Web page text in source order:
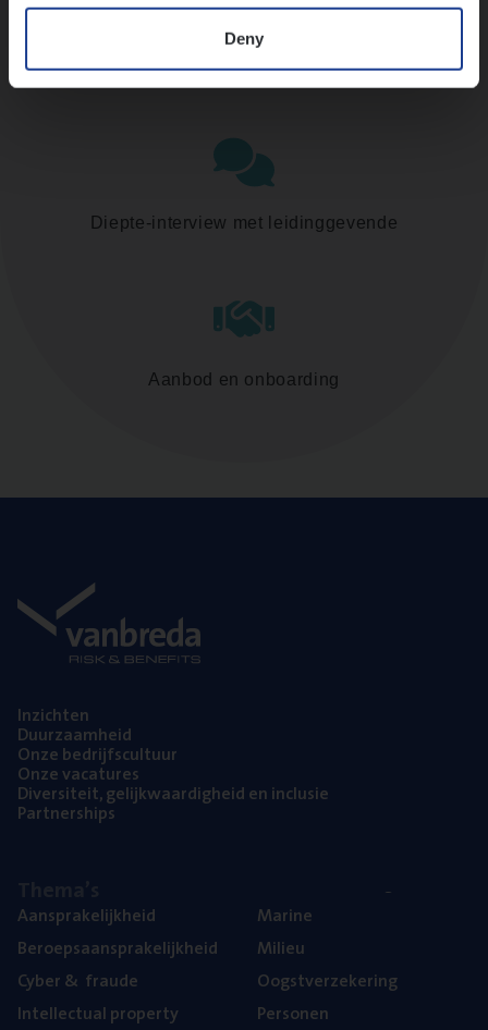
Deny
Assessment
Diepte-interview met leidinggevende
Aanbod en onboarding
Inzich­ten
Duur­zaam­heid
Onze bedrijfs­cul­tuur
Onze vaca­tu­res
Diver­si­teit, gelijk­waar­dig­heid en inclusie
Part­ner­ships
Aan­spra­ke­lijk­heid
Beroeps­aan­spra­ke­lijk­heid
Cyber& fraude
Intel­lec­tu­al property
Mari­ne
Mili­eu
Oogst­ver­ze­ke­ring
Per­so­nen